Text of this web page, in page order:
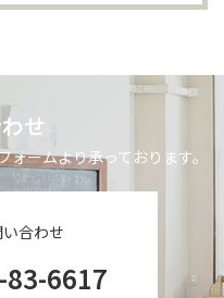
せ
ームより承っております。
合わせ
6617